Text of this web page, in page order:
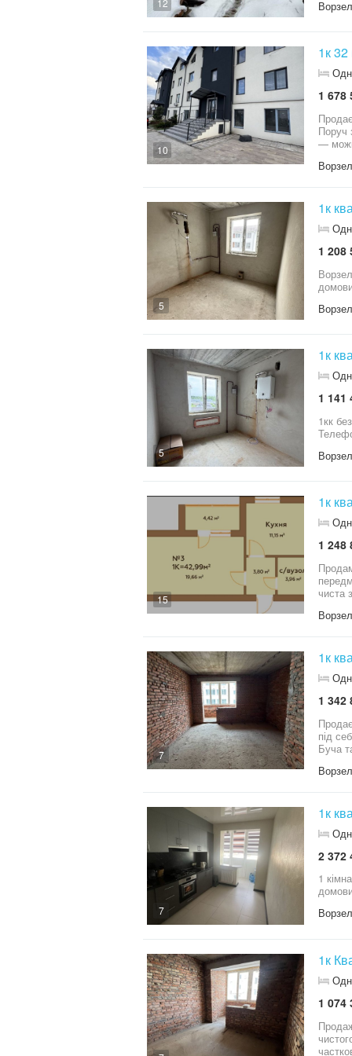
12
10
1к
1 678
Поруч
— можна
5
1к
1 208
Ворзель 1кк без ремонту Опалення індивідуальне газове Площа 36,7м2 Поверх 4/5
5
1к
1 141
1кк
15
1к
1 248
передмісті. ​Характеристики: ​Площа: 43 м² ​Поверх: 4 ​Здача: 2026 рік
чиста
7
1к
1 342
Продається 1-
під
Буча та Ірпінь —
7
1к
2 372
1 кімнатна квартира З
1к
1 074
часткова штукатурка —